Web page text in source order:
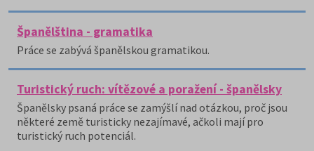
Španělština - gramatika
Práce se zabývá španělskou gramatikou.
Turistický ruch: vítězové a poražení - španělsky
Španělsky psaná práce se zamýšlí nad otázkou, proč jsou
některé země turisticky nezajímavé, ačkoli mají pro
turistický ruch potenciál.